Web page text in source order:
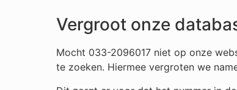
Vergroot onze
Mocht 033-2096017 niet op onze
te zoeken. Hiermee vergroten we